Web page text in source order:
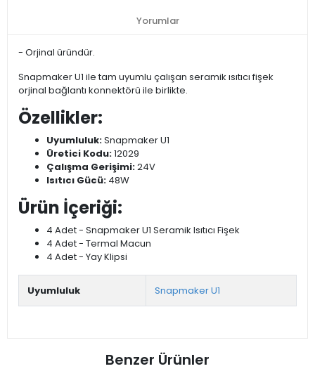
Yorumlar
- Orjinal üründür.
Snapmaker U1 ile tam uyumlu çalışan seramik ısıtıcı fişek
orjinal bağlantı konnektörü ile birlikte.
Özellikler:
Uyumluluk:Snapmaker U1
Üretici Kodu:12029
Çalışma Gerişimi:24V
Isıtıcı Gücü: 48W
Ürün İçeriği:
4 Adet - Snapmaker U1 Seramik Isıtıcı Fişek
4 Adet - Termal Macun
4 Adet - Yay Klipsi
Uyumluluk Snapmaker U1
Benzer Ürünler